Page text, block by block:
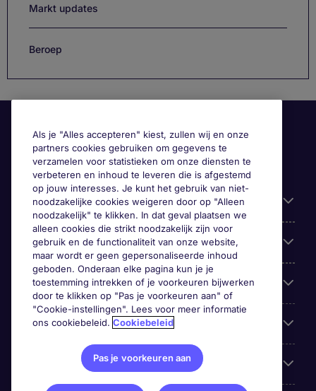
Markt updates
Beroep
Handige informatie
Onze expertise
Google Rating
Mobile apps
Over Michael Page
Als je "Alles accepteren" kiest, zullen wij en onze
partners cookies gebruiken om gegevens te
verzamelen voor statistieken om onze diensten te
verbeteren en inhoud te leveren die is afgestemd
op jouw interesses. Je kunt het gebruik van niet-
noodzakelijke cookies weigeren door op "Alleen
noodzakelijk" te klikken. In dat geval plaatsen we
alleen cookies die strikt noodzakelijk zijn voor
gebruik en de functionaliteit van onze website,
maar wordt er geen gepersonaliseerde inhoud
geboden. Onderaan elke pagina kun je je
toestemming intrekken of je voorkeuren bijwerken
door te klikken op "Pas je voorkeuren aan" of
"Cookie-instellingen". Lees voor meer informatie
ons cookiebeleid. Cookiebeleid
Pas je voorkeuren aan